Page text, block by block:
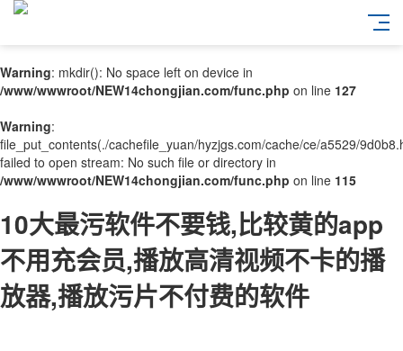
Warning: mkdir(): No space left on device in
/www/wwwroot/NEW14chongjian.com/func.php on line 127
Warning:
file_put_contents(./cachefile_yuan/hyzjgs.com/cache/ce/a5529/
failed to open stream: No such file or directory in
/www/wwwroot/NEW14chongjian.com/func.php on line 115
10大最污软件不要钱,比较黄的app
不用充会员,播放高清视频不卡的播
放器,播放污片不付费的软件